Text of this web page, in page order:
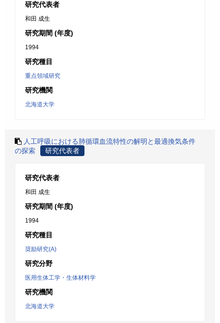
研究代表者
和田 成生
研究期間 (年度)
1994
研究種目
重点領域研究
研究機関
北海道大学
人工呼吸における肺循環血流特性の解明と最適換気条件
の探索
研究代表者
研究代表者
和田 成生
研究期間 (年度)
1994
研究種目
奨励研究(A)
研究分野
医用生体工学・生体材料学
研究機関
北海道大学